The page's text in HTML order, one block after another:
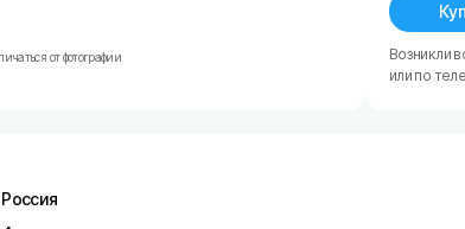
от фотографии
Возникли
или по
Россия